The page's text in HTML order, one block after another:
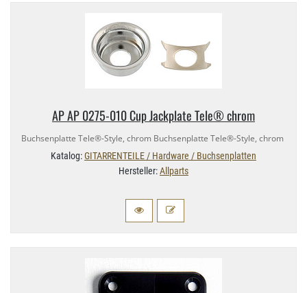
AP AP 0275-​010 Cup Jackplate Tele® chrom
Buchsenplatte Tele®-​Style, chrom Buchsenplatte Tele®-​Style, chrom
Katalog:GITARRENTEILE / Hardware / Buchsenplatten
Hersteller:Allparts